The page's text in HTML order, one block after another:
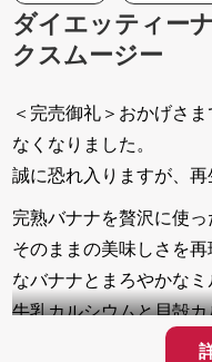
ダイエッティー
クスムージー
＜完売御礼＞おかげさ
なくなりました。
誠に恐れ入りますが、再
完熟バナナを贅沢に使
そのままの美味しさを
なバナナとまろやかなミ
牛乳カルシウムと貝殻
国産野菜、17種類のフ